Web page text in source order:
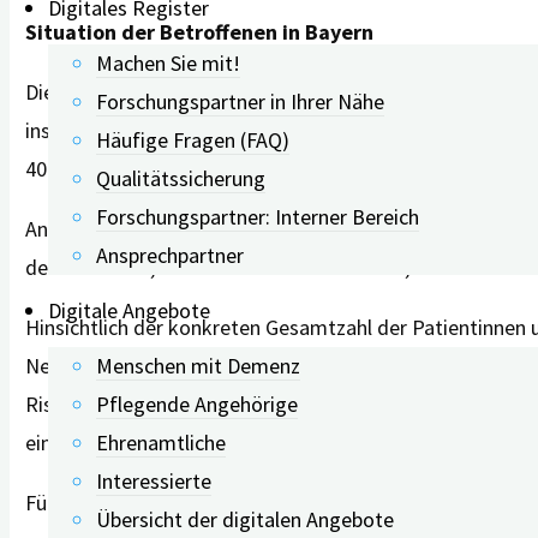
Digitales Register
Machen Sie mit!
Forschungspartner in Ihrer Nähe
Häufige Fragen (FAQ)
Qualitätssicherung
Forschungspartner: Interner Bereich
Ansprechpartner
Digitale Angebote
Menschen mit Demenz
Pflegende Angehörige
Ehrenamtliche
Interessierte
Übersicht der digitalen Angebote
Situation der Betroffenen in Bayern
Die digiDEM Bayern-Forschenden haben auch
insgesamt 541.825Menschen
404.776 maximal eine Kopie des ApoE4-Gens.
Analysiert wurde auch, inwiefern die 87.997 in Bayern
der Menschen, die 60 Jahre oder älter sind, während bei
Hinsichtlich der konkreten Gesamtzahl der
Neurologe und einer der Projektleiter von digiDEM
Risikogen ApoE4 vorliegen, gibt es keine
eingeschränkte Personengruppe in Frage. Welche
Für die Abschätzungen verwendete digiDEM Bayern